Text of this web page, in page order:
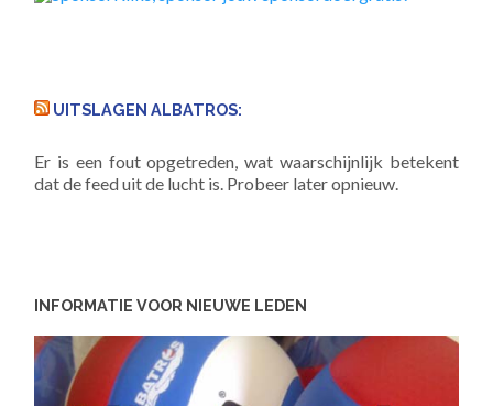
UITSLAGEN ALBATROS:
Er is een fout opgetreden, wat waarschijnlijk betekent
dat de feed uit de lucht is. Probeer later opnieuw.
INFORMATIE VOOR NIEUWE LEDEN